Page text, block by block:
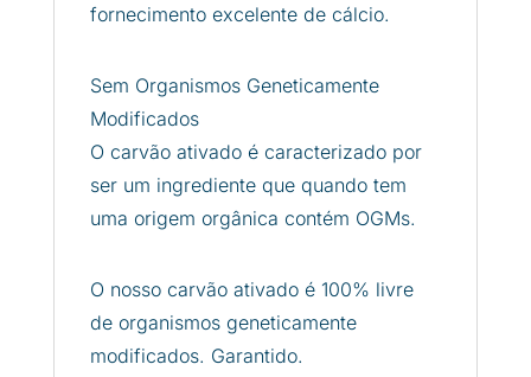
fornecimento excelente de cálcio.
Sem Organismos Geneticamente
Modificados
O carvão ativado é caracterizado por
ser um ingrediente que quando tem
uma origem orgânica contém OGMs.
O nosso carvão ativado é 100% livre
de organismos geneticamente
modificados. Garantido.